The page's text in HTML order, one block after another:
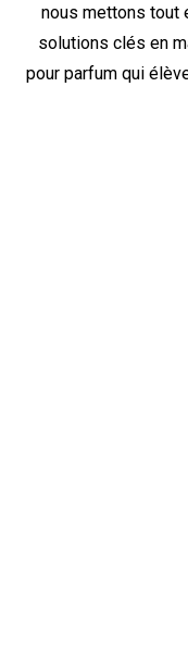
nous mettons tout
solutions clés en
pour parfum qui